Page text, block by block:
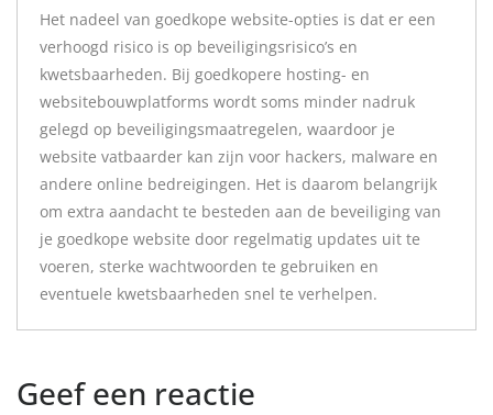
Het nadeel van goedkope website-opties is dat er een
verhoogd risico is op beveiligingsrisico’s en
kwetsbaarheden. Bij goedkopere hosting- en
websitebouwplatforms wordt soms minder nadruk
gelegd op beveiligingsmaatregelen, waardoor je
website vatbaarder kan zijn voor hackers, malware en
andere online bedreigingen. Het is daarom belangrijk
om extra aandacht te besteden aan de beveiliging van
je goedkope website door regelmatig updates uit te
voeren, sterke wachtwoorden te gebruiken en
eventuele kwetsbaarheden snel te verhelpen.
Geef een reactie